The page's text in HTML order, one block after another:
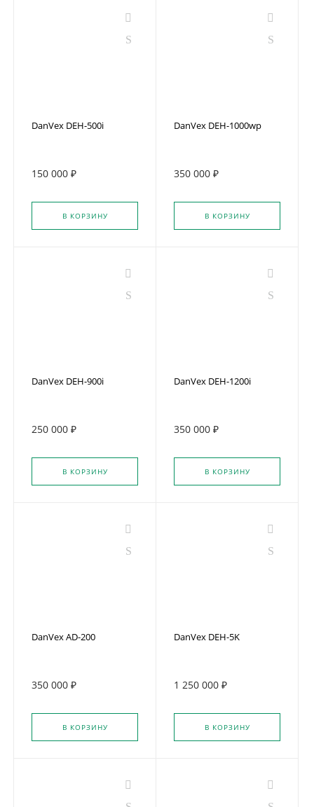
DanVex DEH-500i
150 000 ₽
В КОРЗИНУ
DanVex DEH-1000wp
350 000 ₽
В КОРЗИНУ
DanVex DEH-900i
250 000 ₽
В КОРЗИНУ
DanVex DEH-1200i
350 000 ₽
В КОРЗИНУ
DanVex AD-200
350 000 ₽
В КОРЗИНУ
DanVex DEH-5K
1 250 000 ₽
В КОРЗИНУ